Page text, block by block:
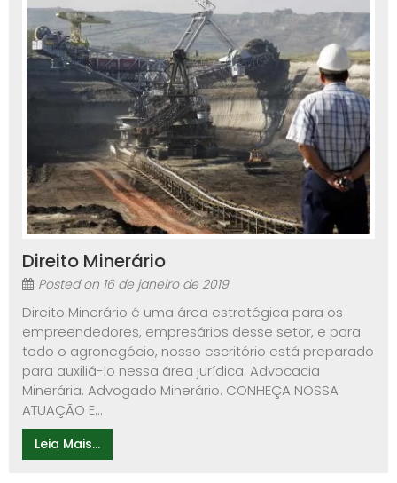
Direito Minerário
Posted on 16 de janeiro de 2019
Direito Minerário é uma área estratégica para os
empreendedores, empresários desse setor, e para
todo o agronegócio, nosso escritório está preparado
para auxiliá-lo nessa área jurídica. Advocacia
Minerária. Advogado Minerário. CONHEÇA NOSSA
ATUAÇÃO E...
Leia Mais...